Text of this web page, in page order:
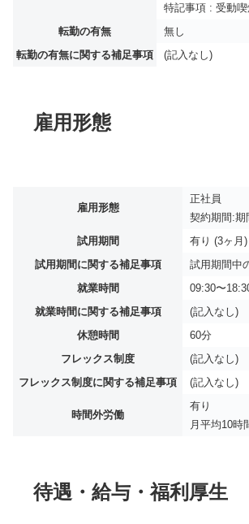
特記事項 : 受動
転勤の有無
無し
転勤の有無に関する補足事項
(記入なし)
雇用形態
雇用形態
正社員
契約期間:期
試用期間
有り (3ヶ月)
試用期間に関する補足事項
試用期間中
就業時間
09:30〜
就業時間に関する補足事項
(記入なし)
休憩時間
60分
フレックス制度
(記入なし)
フレックス制度に関する補足事項
(記入なし)
時間外労働
有り
月平均10時
待遇・給与・福利厚生